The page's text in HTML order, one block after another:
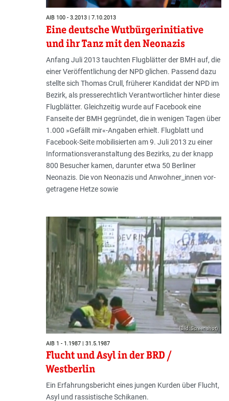
AIB 100 - 3.2013 | 7.10.2013
Eine deutsche Wutbürger­initiative
und ihr Tanz mit den Neonazis
Anfang Juli 2013 tauchten Flugblätter der BMH auf, die
einer Veröffentlichung der NPD glichen. Passend dazu
stellte sich Thomas Crull, früherer Kandidat der NPD im
Bezirk, als presserechtlich Verantwortlicher hinter diese
Flugblätter. Gleichzeitig wurde auf Facebook eine
Fanseite der BMH gegründet, die in wenigen Tagen über
1.000 »Gefällt mir«-Angaben erhielt. Flugblatt und
Facebook-Seite mobilisierten am 9. Juli 2013 zu einer
Informationsveranstaltung des Bezirks, zu der knapp
800 Besucher kamen, darunter etwa 50 Berliner
Neonazis. Die von Neonazis und Anwohner_innen vor­
getragene Hetze sowie
(Bild: Screenshot)
AIB 1 - 1.1987 | 31.5.1987
Flucht und Asyl in der BRD /
Westberlin
Ein Erfahrungsbericht eines jungen Kurden über Flucht,
Asyl und rassistische Schikanen.